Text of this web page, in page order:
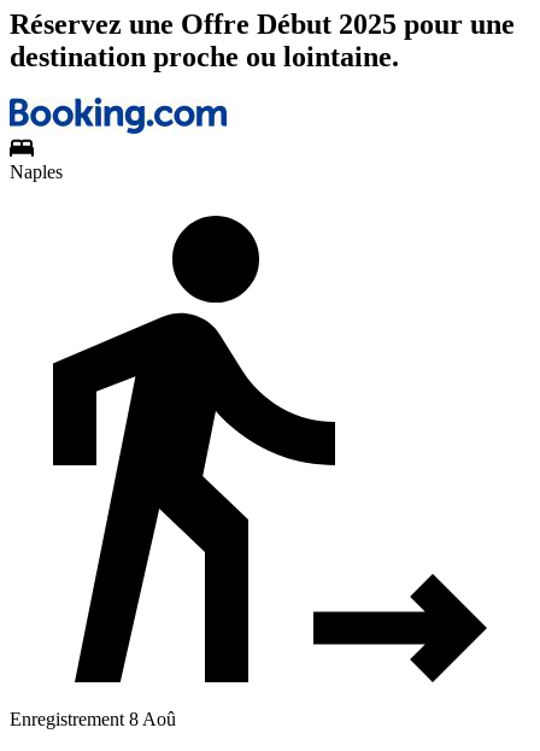
Réservez une Offre Début 2025 pour une
destination proche ou lointaine.
Naples
Enregistrement 8 Aoû